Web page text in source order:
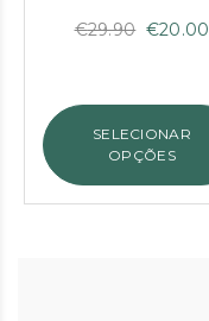
€29.90 O
€29.90.
€20.00
SELECIONAR
OPÇÕES